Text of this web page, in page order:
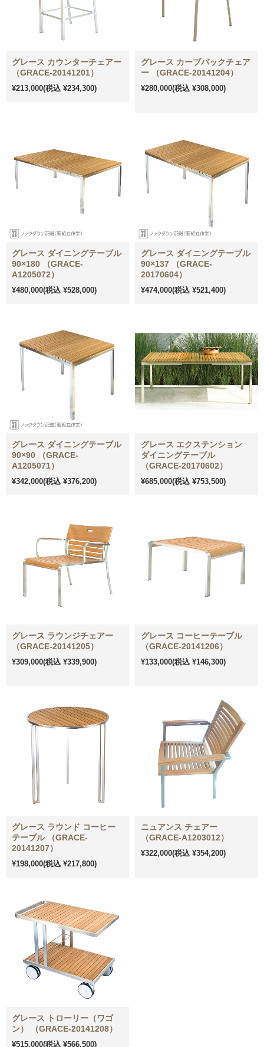
グレース カウンターチェアー
（GRACE-20141201）
¥213,000(税込 ¥234,300)
グレース カーブバックチェア
ー （GRACE-20141204）
¥280,000(税込 ¥308,000)
グレース ダイニングテーブル
90×180 （GRACE-
A1205072）
¥480,000(税込 ¥528,000)
グレース ダイニングテーブル
90×137 （GRACE-
20170604）
¥474,000(税込 ¥521,400)
グレース ダイニングテーブル
90×90 （GRACE-
A1205071）
¥342,000(税込 ¥376,200)
グレース エクステンション
ダイニングテーブル
（GRACE-20170602）
¥685,000(税込 ¥753,500)
グレース ラウンジチェアー
（GRACE-20141205）
¥309,000(税込 ¥339,900)
グレース コーヒーテーブル
（GRACE-20141206）
¥133,000(税込 ¥146,300)
グレース ラウンド コーヒー
テーブル （GRACE-
20141207）
¥198,000(税込 ¥217,800)
ニュアンス チェアー
（GRACE-A1203012）
¥322,000(税込 ¥354,200)
グレース トローリー（ワゴ
ン） （GRACE-20141208）
¥515,000(税込 ¥566,500)